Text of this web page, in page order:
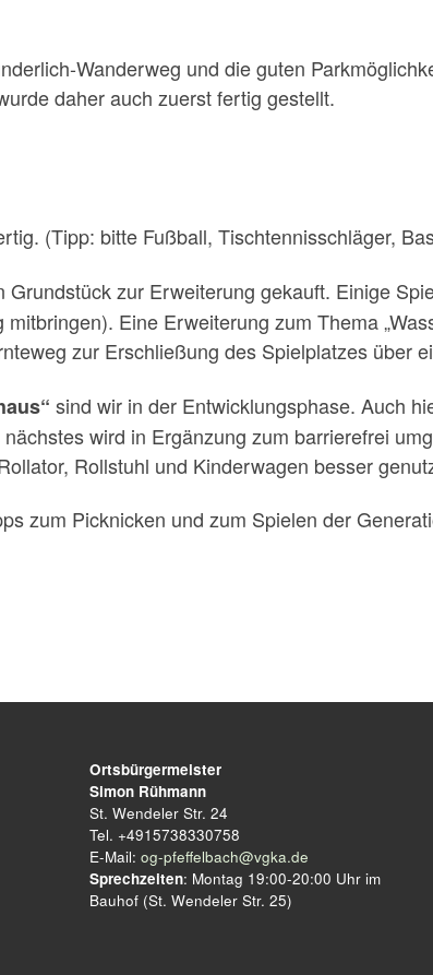
Wanderweg und die guten
daher auch zuerst fertig gestellt.
(Tipp: bitte Fußball, Tischtennisschläger,
Grundstück zur Erweiterung gekauft. Einige
Eine Erweiterung zum Thema
zur Erschließung des Spielplatzes über
sind wir in der Entwicklungsphase. Auch
wird in Ergänzung zum barrierefrei
Rollstuhl und Kinderwagen besser
zum Picknicken und zum Spielen der
Ortsbürgermeister
Simon Rühmann
St. Wendeler Str. 24
Tel. +4915738330758
E-Mail: og-pfeffelbach@vgka.de
Sprechzeiten: Montag 19:00-20:00 Uhr im
Bauhof (St. Wendeler Str. 25)